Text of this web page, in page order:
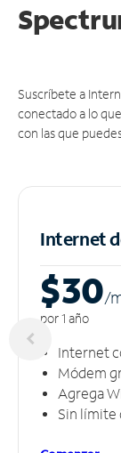
Suscríbete a
conectado a lo
con las que
Internet
$30/
por 1 año
Internet
Módem
Agrega
Sin límite